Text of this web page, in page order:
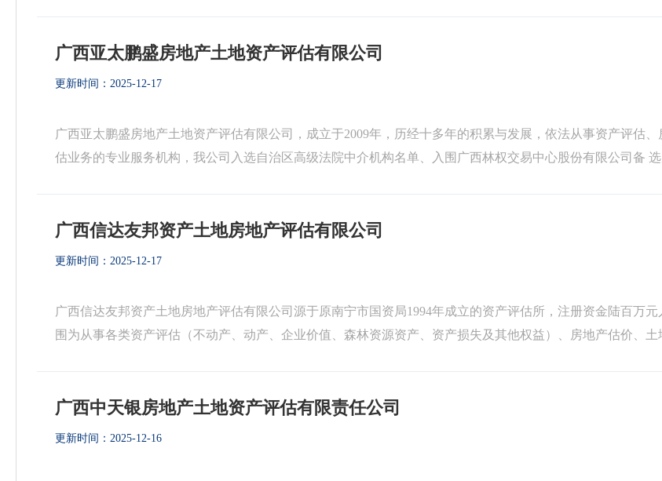
广西亚太鹏盛房地产土地资产评估有限公司
更新时间：2025-12-17
广西亚太鹏盛房地产土地资产评估有限公司，成立于2009年，历经十多年的积累与发展，依法从事资产评估
估业务的专业服务机构，我公司入选自治区高级法院中介机构名单、入围广西林权交易中心股份有限公司备
广西信达友邦资产土地房地产评估有限公司
更新时间：2025-12-17
广西信达友邦资产土地房地产评估有限公司源于原南宁市国资局1994年成立的资产评估所，注册资金陆百万
围为从事各类资产评估（不动产、动产、企业价值、森林资源资产、资产损失及其他权益）、房地产估价、土
广西中天银房地产土地资产评估有限责任公司
更新时间：2025-12-16